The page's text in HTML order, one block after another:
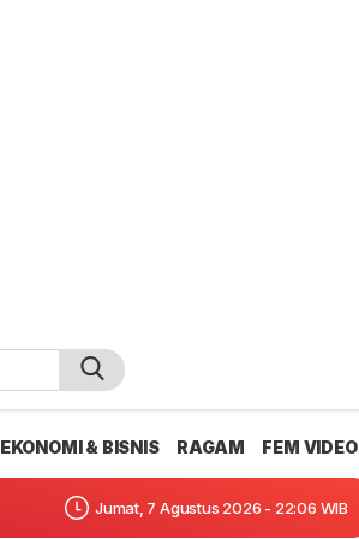
EKONOMI & BISNIS RAGAM FEM VIDEO
Jumat, 7 Agustus 2026 - 22:06 WIB